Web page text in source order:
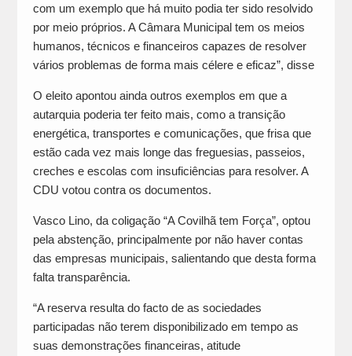
com um exemplo que há muito podia ter sido resolvido
por meio próprios. A Câmara Municipal tem os meios
humanos, técnicos e financeiros capazes de resolver
vários problemas de forma mais célere e eficaz”, disse
O eleito apontou ainda outros exemplos em que a
autarquia poderia ter feito mais, como a transição
energética, transportes e comunicações, que frisa que
estão cada vez mais longe das freguesias, passeios,
creches e escolas com insuficiências para resolver. A
CDU votou contra os documentos.
Vasco Lino, da coligação “A Covilhã tem Força”, optou
pela abstenção, principalmente por não haver contas
das empresas municipais, salientando que desta forma
falta transparência.
“A reserva resulta do facto de as sociedades
participadas não terem disponibilizado em tempo as
suas demonstrações financeiras, atitude